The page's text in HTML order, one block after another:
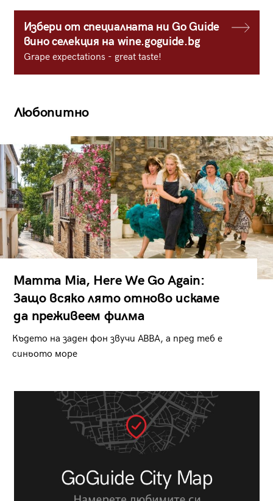
Избери от специалната ни Go Guide
вино селекция на wine.goguide.bg
Grape expectations - great taste!
Любопитно
Mamma Mia, Here We Go Again:
Защо всяко лято отново искаме
да преживеем филма
Където на заден фон звучи ABBA, а пред теб е
синьото море